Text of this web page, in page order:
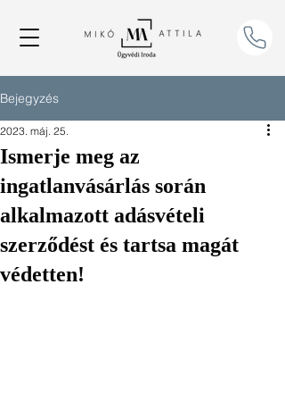
Bejegyzés
Ismerje meg az
ingatlanvásárlás során
alkalmazott adásvételi
szerződést és tartsa magát
védetten!
2023. máj. 25.